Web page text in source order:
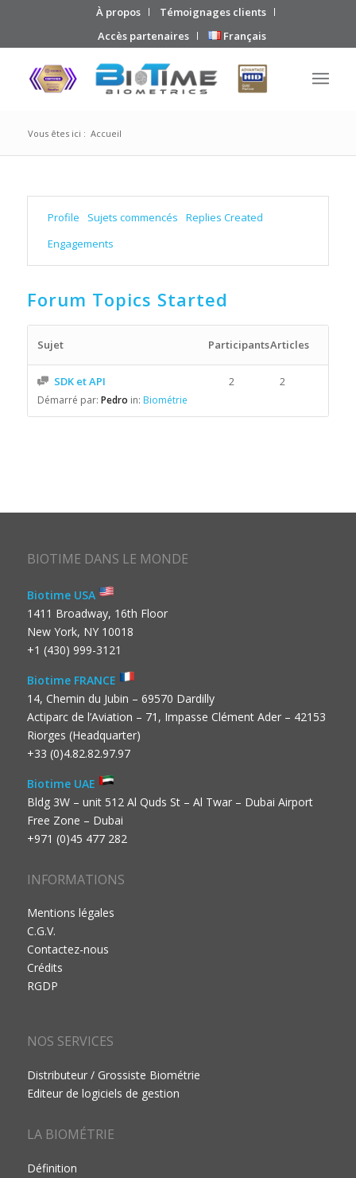
À propos
Témoignages clients
Accès partenaires
Français
Vous êtes ici : Accueil
Profile Sujets commencés
Replies Created
Engagements
Forum Topics Started
Sujet ParticipantsArticles
SDK et API
Démarré par: Pedro in: Biométrie
2 2
BIOTIME DANS LE MONDE
Biotime USA
1411 Broadway, 16th Floor
New York, NY 10018
+1 (430) 999-3121
Biotime FRANCE
14, Chemin du Jubin – 69570 Dardilly
Actiparc de l’Aviation – 71, Impasse Clément Ader – 42153
Riorges (Headquarter)
+33 (0)4.82.82.97.97
Biotime UAE
Bldg 3W – unit 512 Al Quds St – Al Twar – Dubai Airport
Free Zone – Dubai
+971 (0)45 477 282
INFORMATIONS
Mentions légales
C.G.V.
Contactez-nous
Crédits
RGDP
NOS SERVICES
Distributeur / Grossiste Biométrie
Editeur de logiciels de gestion
LA BIOMÉTRIE
Définition